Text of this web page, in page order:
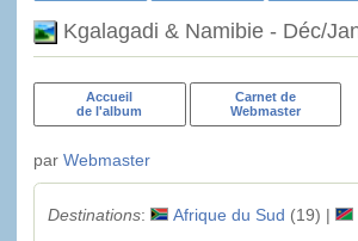
Kgalagadi & Namibie - Déc/
Accueil
de l'album
Carnet de
Webmaster
par Webmaster
Destinations: Afrique du Sud (19) |